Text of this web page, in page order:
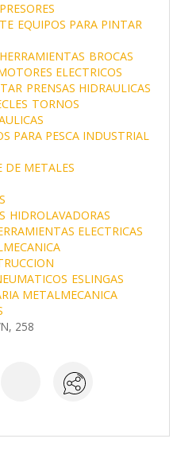
EQUIPOS PARA PINTAR
HERRAMIENTAS BROCAS
ELECTRICOS
PRENSAS HIDRAULICAS
TORNOS
PARA PESCA INDUSTRIAL
DE METALES
HIDROLAVADORAS
ELECTRICAS
ESLINGAS
METALMECANICA
258